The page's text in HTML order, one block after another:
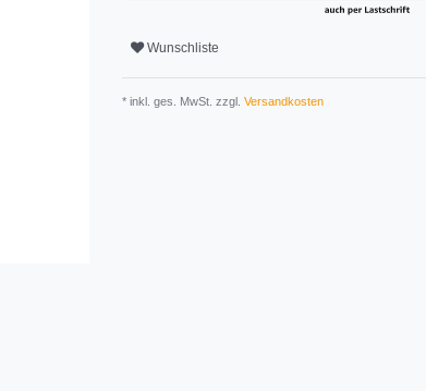
Wunschliste
* inkl. ges. MwSt. zzgl. Versandkosten